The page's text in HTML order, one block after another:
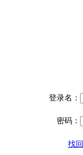
登录名：
密码：
找